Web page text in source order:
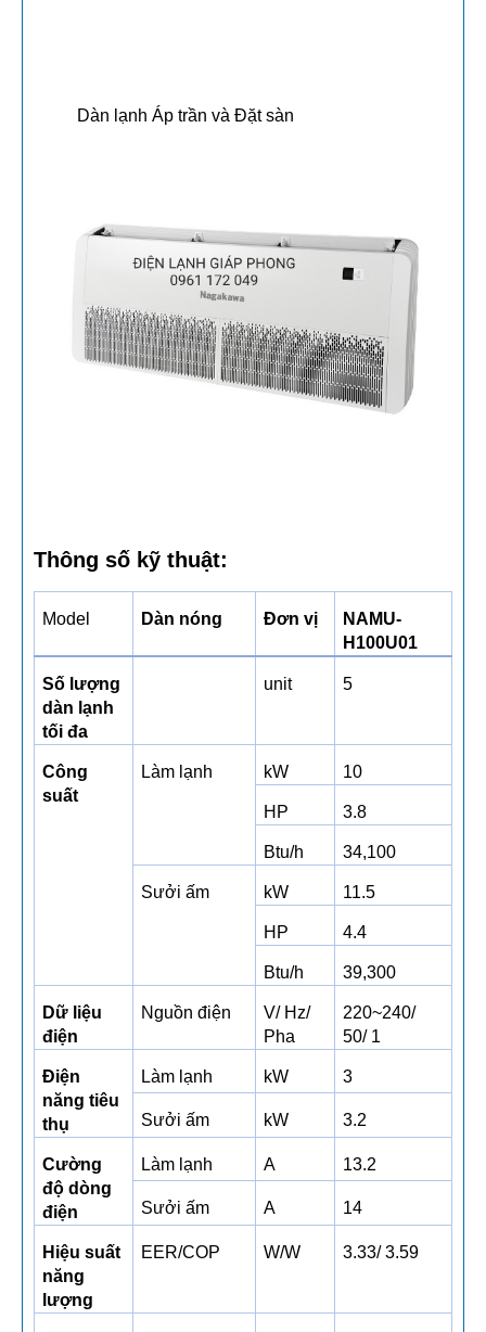
Dàn lạnh Áp trần và Đặt sàn
Thông số kỹ thuật:
Model Dàn nóng Đơn vị
NAMU-
H100U01
Số lượng
dàn lạnh
tối đa
unit 5
Công
suất
Làm lạnh kW 10
HP 3.8
Btu/h 34,100
Sưởi ấm kW 11.5
HP 4.4
Btu/h 39,300
Dữ liệu
điện
Nguồn điện
V/ Hz/
Pha
220~240/
50/ 1
Điện
năng tiêu
thụ
Làm lạnh kW 3
Sưởi ấm kW 3.2
Cường
độ dòng
điện
Làm lạnh A 13.2
Sưởi ấm A 14
Hiệu suất
năng
lượng
EER/COP W/W 3.33/ 3.59